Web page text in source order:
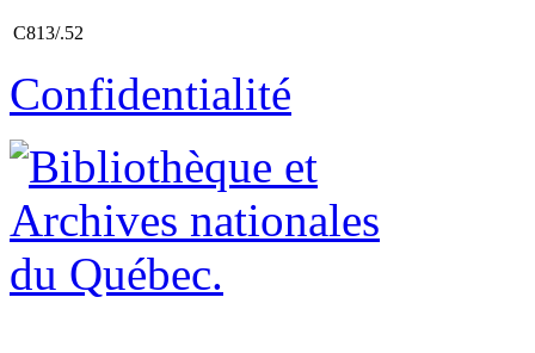
C813/.52
Confidentialité